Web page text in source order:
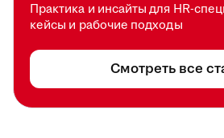
Практика и инсайты для HR-
кейсы и рабочие подходы
Смотреть все